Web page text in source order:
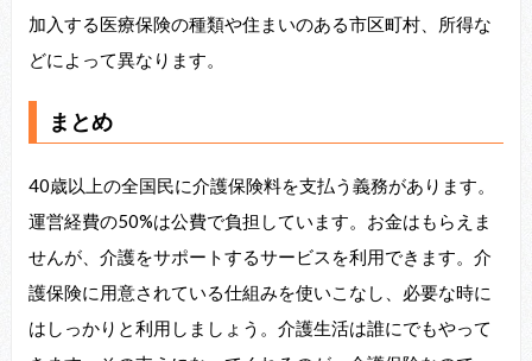
加入する医療保険の種類や住まいのある市区町村、所得な
どによって異なります。
まとめ
40歳以上の全国民に介護保険料を支払う義務があります。
運営経費の50%は公費で負担しています。お金はもらえま
せんが、介護をサポートするサービスを利用できます。介
護保険に用意されている仕組みを使いこなし、必要な時に
はしっかりと利用しましょう。介護生活は誰にでもやって